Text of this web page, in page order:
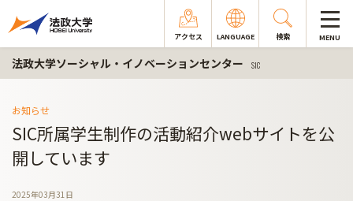
アクセス LANGUAGE 検索 MENU
法政大学ソーシャル・イノベーションセンター SIC
お知らせ
SIC所属学生制作の活動紹介webサイトを公
開しています
2025年03月31日